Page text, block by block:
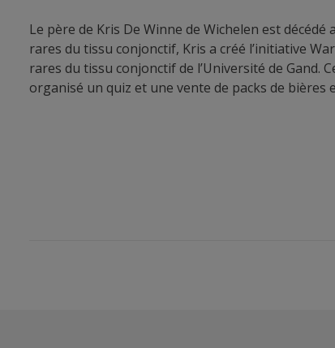
Le père de Kris De Winne de Wichelen est
rares du tissu conjonctif, Kris a créé l’initiative
rares du tissu conjonctif de l’Université de Gand.
organisé un quiz et une vente de packs de bières